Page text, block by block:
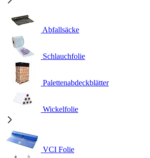
Abfallsäcke
Schlauchfolie
Palettenabdeckblätter
Wickelfolie
VCI Folie